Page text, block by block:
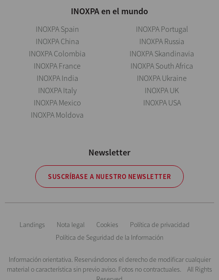
INOXPA en el mundo
INOXPA Spain
INOXPA China
INOXPA Colombia
INOXPA France
INOXPA India
INOXPA Italy
INOXPA Mexico
INOXPA Moldova
INOXPA Portugal
INOXPA Russia
INOXPA Skandinavia
INOXPA South Africa
INOXPA Ukraine
INOXPA UK
INOXPA USA
Newsletter
SUSCRÍBASE A NUESTRO NEWSLETTER
Landings Nota legal Cookies
Política de privacidad
Política de Seguridad de la Información
Información orientativa. Reservándonos el derecho de modificar cualquier
material o característica sin previo aviso. Fotos no contractuales. All Rights